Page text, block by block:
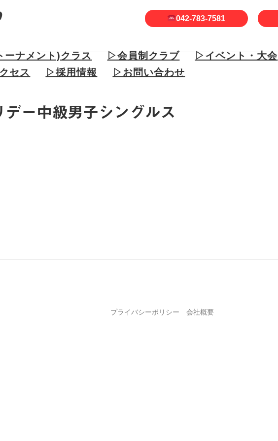
042-783-7581
ナメント)クラス ▷会員制クラブ
▷イベント・大会
セス ▷採用情報 ▷お問い合わせ
ー中級男子シングルス
プライバシーポリシー 会社概要